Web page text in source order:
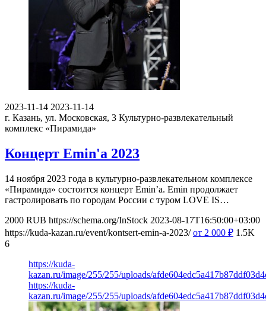
2023-11-14 2023-11-14
г. Казань, ул. Московская, 3 Культурно-развлекательный
комплекс «Пирамида»
Концерт Emin'а 2023
14 ноября 2023 года в культурно-развлекательном комплексе
«Пирамида» состоится концерт Emin’а. Emin продолжает
гастролировать по городам России с туром LOVE IS…
2000 RUB https://schema.org/InStock 2023-08-17T16:50:00+03:00
https://kuda-kazan.ru/event/kontsert-emin-a-2023/ от 2 000 ₽ 1.5K
6
https://kuda-
kazan.ru/image/255/255/uploads/
https://kuda-
kazan.ru/image/255/255/uploads/